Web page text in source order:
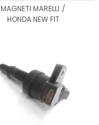
MAGNETI MARELLI /
HONDA NEW FIT